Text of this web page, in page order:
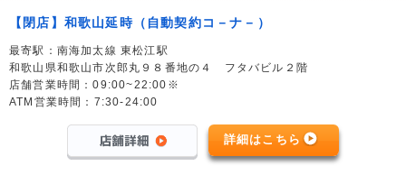
【閉店】和歌山延時（自動契約コ－ナ－）
最寄駅：南海加太線 東松江駅
和歌山県和歌山市次郎丸９８番地の４ フタバビル２階
店舗営業時間：09:00~22:00※
ATM営業時間：7:30-24:00
詳細はこちら